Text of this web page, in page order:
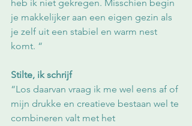
heb ik niet gekregen. Misschien begin
je makkelijker aan een eigen gezin als
je zelf uit een stabiel en warm nest
komt. “
Stilte, ik schrijf
“Los daarvan vraag ik me wel eens af of
mijn drukke en creatieve bestaan wel te
combineren valt met het